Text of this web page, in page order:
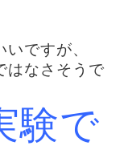
ですが、
はなさそうで
験で